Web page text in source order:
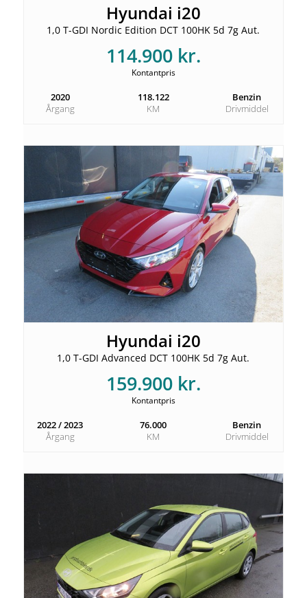
Hyundai i20
1,0 T-GDI Nordic Edition DCT 100HK 5d 7g Aut.
114.900 kr.
Kontantpris
2020
Årgang
118.122
KM
Benzin
Drivmiddel
Hyundai i20
1,0 T-GDI Advanced DCT 100HK 5d 7g Aut.
159.900 kr.
Kontantpris
2022 / 2023
Årgang
76.000
KM
Benzin
Drivmiddel